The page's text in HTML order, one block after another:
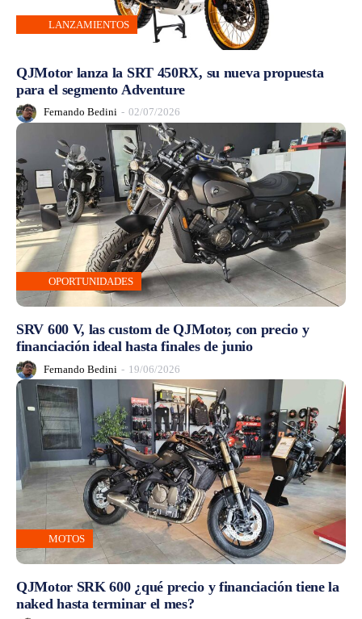
LANZAMIENTOS
QJMotor lanza la SRT 450RX, su nueva propuesta
para el segmento Adventure
Fernando Bedini - 02/07/2026
OPORTUNIDADES
SRV 600 V, las custom de QJMotor, con precio y
financiación ideal hasta finales de junio
Fernando Bedini - 19/06/2026
MOTOS
QJMotor SRK 600 ¿qué precio y financiación tiene la
naked hasta terminar el mes?